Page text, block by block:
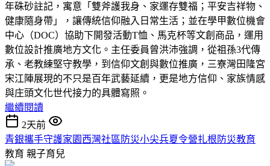
年硃砂註記，寓意「雙斧護我身、家運存雙福；平安吉祥物、
健康隨身帶」，讓傳統信仰融入日常生活；並在學甲數位機會
中心（DOC）協助下開發活動T恤、馬克杯等文創商品，運用
數位設計推廣地方文化。主任委員曾洪沛強調，從祖孫3代傳
承、老教練堅守教學，到信仰文創與數位推廣，三寮灣田隆宮
宋江陣展現的不只是百年武藝延續，更是地方信仰、家族情感
與庄頭文化世代接力的具體寫照。
繼續閱讀
2天前
青銀攜手守護家園西灣社區防災小尖兵夏令營扎根防災教育
教育 親子育兒